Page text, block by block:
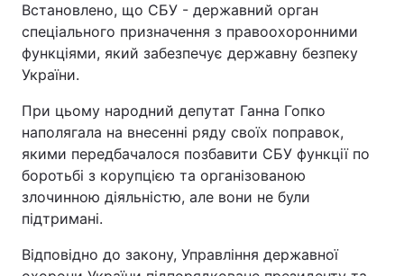
Встановлено, що СБУ - державний орган
спеціального призначення з правоохоронними
функціями, який забезпечує державну безпеку
України.
При цьому народний депутат Ганна Гопко
наполягала на внесенні ряду своїх поправок,
якими передбачалося позбавити СБУ функції по
боротьбі з корупцією та організованою
злочинною діяльністю, але вони не були
підтримані.
Відповідно до закону, Управління державної